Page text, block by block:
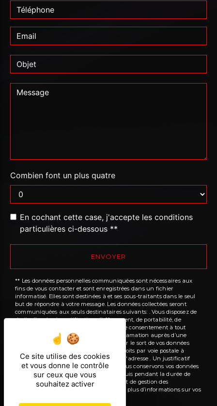
Combien font un plus quatre
En cochant cette case, j'accepte les conditions
particulières ci-dessous **
ENVOYER
** Les données personnelles communiquées sont nécessaires aux
fins de vous contacter et sont enregistrées dans un fichier
informatisé. Elles sont destinées à et ses sous-traitants dans le seul
but de répondre à votre message. Les données collectées seront
communiquées aux seuls destinataires suivants: . Vous disposez de
droits d’accès, de rectification, d’effacement, de portabilité, de
limitation, d’opposition, de retrait de votre consentement à tout
moment et du droit d’introduire une réclamation auprès d’une
autorité de contrôle, ainsi que d’organiser le sort de vos données
post-mortem. Vous pouvez exercer ces droits par voie postale à
l'adresse ou par courrier électronique à l'adresse . Un justificatif
d'identité pourra vous être demandé. Nous conservons vos données
pendant la période de prise de contact puis pendant la durée de
prescription légale aux fins probatoires et de gestion des
contentieux. Consultez le site cnil.fr pour plus d’informations sur vos
Ce site utilise des cookies
et vous donne le contrôle
sur ceux que vous
souhaitez activer